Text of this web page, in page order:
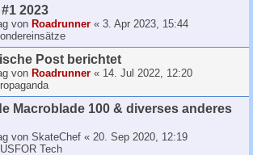
2023
von Roadrunner « 3. Apr 2023, 15:44
Post berichtet
von Roadrunner « 14. Jul 2022, 12:20
Macroblade 100 & diverses anderes
von SkateChef « 20. Sep 2020, 12:19
Tech